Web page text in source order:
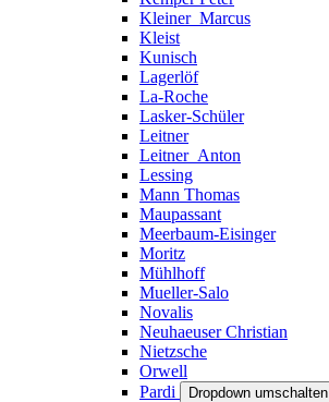
Kleiner_Marcus
Kleist
Kunisch
Lagerlöf
La-Roche
Lasker-Schüler
Leitner
Leitner_Anton
Lessing
Mann Thomas
Maupassant
Meerbaum-Eisinger
Moritz
Mühlhoff
Mueller-Salo
Novalis
Neuhaeuser Christian
Nietzsche
Orwell
Pardi
Dropdown umschalten